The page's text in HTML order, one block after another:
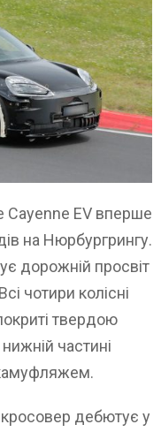
Cayenne EV вперше
на Нюрбургрингу.
дорожній просвіт
чотири колісні
твердою
частині
дебютує у